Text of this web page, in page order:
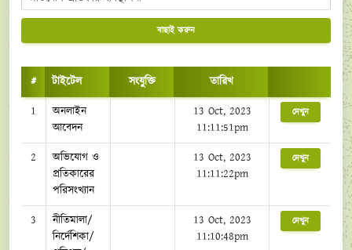
বাছাই করুন
# টাইটেল সংযুক্তি
তারিখ
1
অনলাইন
আবেদন
13 Oct, 2023
11:11:51pm
দেখুন
2
অভিযোগ ও
প্রতিকারের
পরিসংখ্যান
13 Oct, 2023
11:11:22pm
দেখুন
3
নীতিমালা/
নির্দেশিকা/
13 Oct, 2023
11:10:48pm
দেখুন